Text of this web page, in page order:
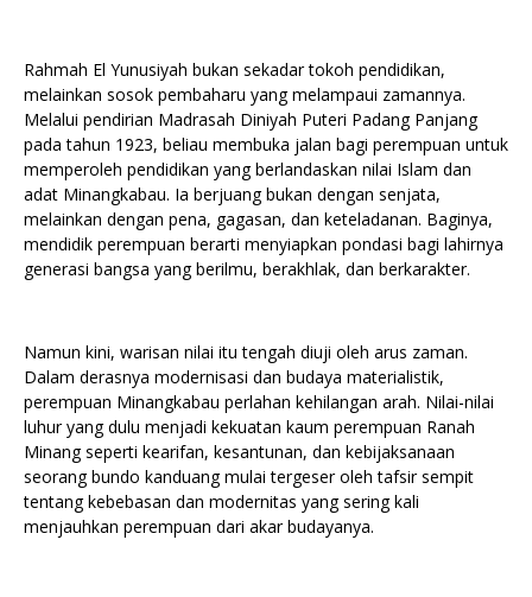
Rahmah El Yunusiyah bukan sekadar tokoh pendidikan,
melainkan sosok pembaharu yang melampaui zamannya.
Melalui pendirian Madrasah Diniyah Puteri Padang Panjang
pada tahun 1923, beliau membuka jalan bagi perempuan untuk
memperoleh pendidikan yang berlandaskan nilai Islam dan
adat Minangkabau. Ia berjuang bukan dengan senjata,
melainkan dengan pena, gagasan, dan keteladanan. Baginya,
mendidik perempuan berarti menyiapkan pondasi bagi lahirnya
generasi bangsa yang berilmu, berakhlak, dan berkarakter.
Namun kini, warisan nilai itu tengah diuji oleh arus zaman.
Dalam derasnya modernisasi dan budaya materialistik,
perempuan Minangkabau perlahan kehilangan arah. Nilai-nilai
luhur yang dulu menjadi kekuatan kaum perempuan Ranah
Minang seperti kearifan, kesantunan, dan kebijaksanaan
seorang bundo kanduang mulai tergeser oleh tafsir sempit
tentang kebebasan dan modernitas yang sering kali
menjauhkan perempuan dari akar budayanya.